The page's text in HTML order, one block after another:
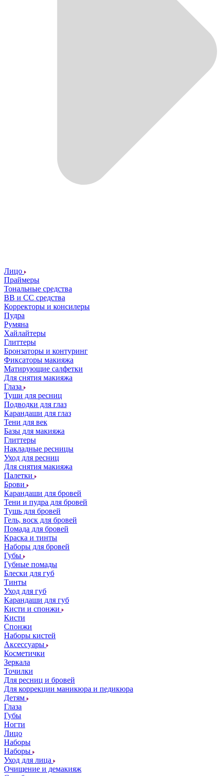
Лицо
Праймеры
Тональные средства
ВВ и СС средства
Корректоры и консилеры
Пудра
Румяна
Хайлайтеры
Глиттеры
Бронзаторы и контуринг
Фиксаторы макияжа
Матирующие салфетки
Для снятия макияжа
Глаза
Туши для ресниц
Подводки для глаз
Карандаши для глаз
Тени для век
Базы для макияжа
Глиттеры
Накладные ресницы
Уход для ресниц
Для снятия макияжа
Палетки
Брови
Карандаши для бровей
Тени и пудра для бровей
Тушь для бровей
Гель, воск для бровей
Помада для бровей
Краска и тинты
Наборы для бровей
Губы
Губные помады
Блески для губ
Тинты
Уход для губ
Карандаши для губ
Кисти и спонжи
Кисти
Спонжи
Наборы кистей
Аксессуары
Косметички
Зеркала
Точилки
Для ресниц и бровей
Для коррекции маникюра и педикюра
Детям
Глаза
Губы
Ногти
Лицо
Наборы
Наборы
Уход для лица
Очищение и демакияж